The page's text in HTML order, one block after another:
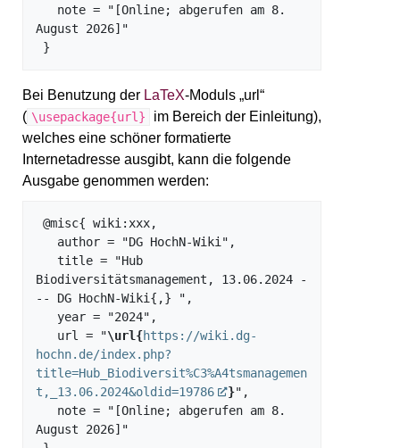
August 2026]"
Bei Benutzung der LaTeX-Moduls „url“
( \usepackage{url}
im Bereich der Einleitung),
welches eine schöner formatierte
Internetadresse ausgibt, kann die folgende
Ausgabe genommen werden:
Biodiversitätsmanagement, 13.06.2024 -
-- DG HochN-Wiki{,} ",
   url = "
\url{https://wiki.dg-
hochn.de/index.php?
title=Hub_Biodiversit%C3%A4tsmanagemen
t,_13.06.2024&oldid=19786
}",
August 2026]"